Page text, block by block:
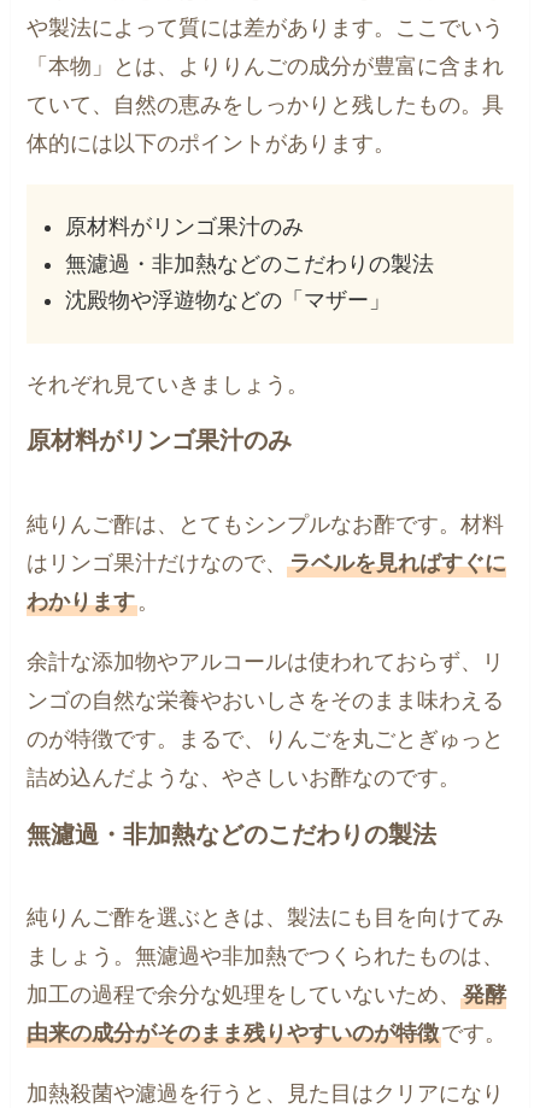
や製法によって質には差があります。ここでいう
「本物」とは、よりりんごの成分が豊富に含まれ
ていて、自然の恵みをしっかりと残したもの。具
体的には以下のポイントがあります。
原材料がリンゴ果汁のみ
無濾過・非加熱などのこだわりの製法
沈殿物や浮遊物などの「マザー」
それぞれ見ていきましょう。
原材料がリンゴ果汁のみ
純りんご酢は、とてもシンプルなお酢です。材料
はリンゴ果汁だけなので、ラベルを見ればすぐに
わかります。
余計な添加物やアルコールは使われておらず、リ
ンゴの自然な栄養やおいしさをそのまま味わえる
のが特徴です。まるで、りんごを丸ごとぎゅっと
詰め込んだような、やさしいお酢なのです。
無濾過・非加熱などのこだわりの製法
純りんご酢を選ぶときは、製法にも目を向けてみ
ましょう。無濾過や非加熱でつくられたものは、
加工の過程で余分な処理をしていないため、発酵
由来の成分がそのまま残りやすいのが特徴です。
加熱殺菌や濾過を行うと、見た目はクリアになり